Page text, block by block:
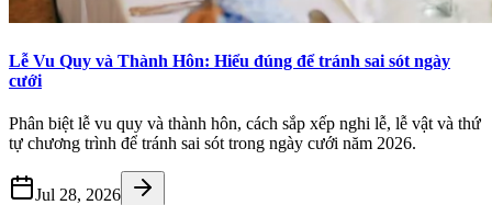
Lễ Vu Quy và Thành Hôn: Hiểu đúng để tránh sai sót ngày
cưới
Phân biệt lễ vu quy và thành hôn, cách sắp xếp nghi lễ, lễ vật và thứ
tự chương trình để tránh sai sót trong ngày cưới năm 2026.
Jul 28, 2026